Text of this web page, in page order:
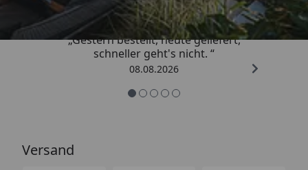
„Gestern bestellt, heute geliefert,
schneller geht's nicht. “
08.08.2026
Versand